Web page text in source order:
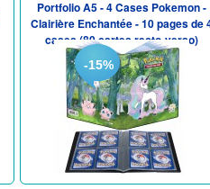
Portfolio A5 - 4 Cases Pokemon -
Clairière Enchantée - 10 pages de
cases (80 cartes recto-verso)
-15%